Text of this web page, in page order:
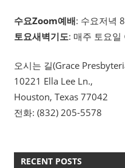
수요Zoom예배: 수요저녁
토요새벽기도: 매주 토요일
오시는 길(Grace
10221 Ella Lee Ln.,
Houston, Texas 77042
전화: (832) 205-5578
RECENT POSTS